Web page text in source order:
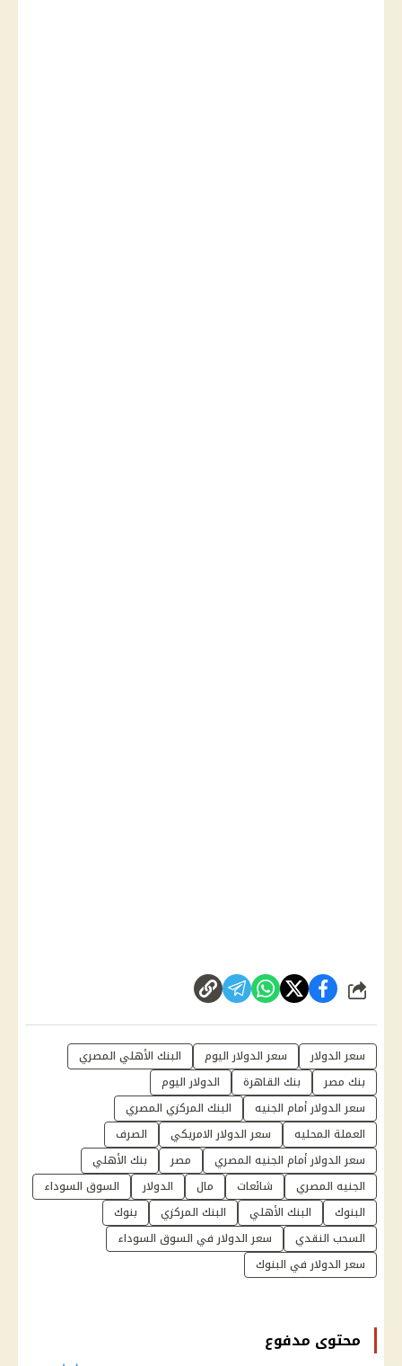
شارك
سعر الدولار سعر الدولار اليوم
البنك الأهلي المصري
بنك مصر
بنك القاهرة
الدولار اليوم
سعر الدولار أمام الجنيه
البنك المركزي المصري
العملة المحليه
سعر الدولار الامريكي
الصرف
سعر الدولار أمام الجنيه المصري
مصر
بنك الأهلي
الجنيه المصري
شائعات مال الدولار
السوق السوداء
البنوك
البنك الأهلي البنك المركزي
بنوك
السحب النقدي
سعر الدولار في السوق السوداء
سعر الدولار في البنوك
محتوى مدفوع